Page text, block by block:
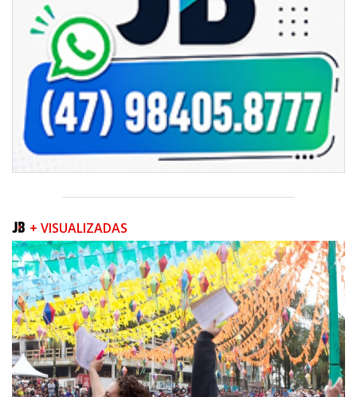
06/08/2026 | 07:00
Porto Belo abre inscrições para entidades da sociedade civil participarem
da composição do Conselho Municipal da Habitação
NAVEGANTES
+ VISUALIZADAS